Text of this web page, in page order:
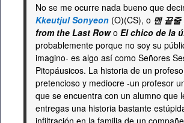
No se me ocurre nada bueno que
Kkeutjul Sonyeon (O)(CS), o 맨 끝줄
from the Last Rowo El chico de la
probablemente porque no soy su
imagino- es algo así como Señores
Pitopáusicos. La historia de un
pretencioso y mediocre -un profesor
que se encuentra con un alumno que
entregas una historia bastante
infiltración en la familia de un